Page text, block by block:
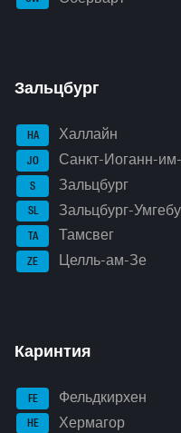
Зальцбург
HA Халлайн
JO Санкт-Иоганн-
S Зальцбург
SL Зальцбург-
TA Тамсвег
ZE Целль-ам-Зе
Каринтия
FE Фельдкирхен
HE Хермагор